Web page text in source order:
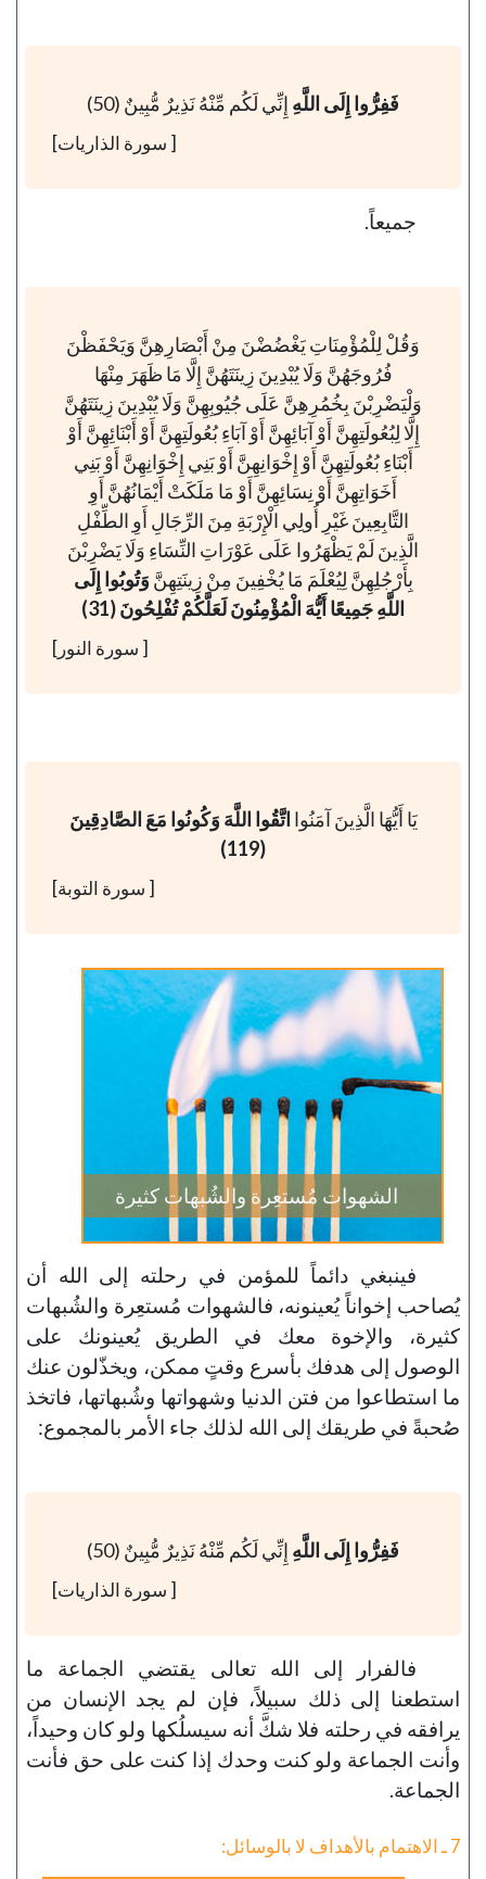
فَفِرُّوا إِلَى اللَّهِ إِنِّي لَكُم مِّنْهُ نَذِيرٌ مُّبِينٌ (50)
[ سورة الذاريات]
جميعاً.
وَقُلْ لِلْمُؤْمِنَاتِ يَغْضُضْنَ مِنْ أَبْصَارِهِنَّ وَيَحْفَظْنَ
فُرُوجَهُنَّ وَلَا يُبْدِينَ زِينَتَهُنَّ إِلَّا مَا ظَهَرَ مِنْهَا
وَلْيَضْرِبْنَ بِخُمُرِهِنَّ عَلَى جُيُوبِهِنَّ وَلَا يُبْدِينَ زِينَتَهُنَّ
إِلَّا لِبُعُولَتِهِنَّ أَوْ آبَائِهِنَّ أَوْ آبَاءِ بُعُولَتِهِنَّ أَوْ أَبْنَائِهِنَّ أَوْ
أَبْنَاءِ بُعُولَتِهِنَّ أَوْ إِخْوَانِهِنَّ أَوْ بَنِي إِخْوَانِهِنَّ أَوْ بَنِي
أَخَوَاتِهِنَّ أَوْ نِسَائِهِنَّ أَوْ مَا مَلَكَتْ أَيْمَانُهُنَّ أَوِ
التَّابِعِينَ غَيْرِ أُولِي الْإِرْبَةِ مِنَ الرِّجَالِ أَوِ الطِّفْلِ
الَّذِينَ لَمْ يَظْهَرُوا عَلَى عَوْرَاتِ النِّسَاءِ وَلَا يَضْرِبْنَ
بِأَرْجُلِهِنَّ لِيُعْلَمَ مَا يُخْفِينَ مِنْ زِينَتِهِنَّ وَتُوبُوا إِلَى
اللَّهِ جَمِيعًا أَيُّهَ الْمُؤْمِنُونَ لَعَلَّكُمْ تُفْلِحُونَ (31)
[ سورة النور]
يَا أَيُّهَا الَّذِينَ آمَنُوا اتَّقُوا اللَّهَ وَكُونُوا مَعَ الصَّادِقِينَ
(119)
[ سورة التوبة]
الشهوات مُستعِرة والشُبهات كثيرة
فينبغي دائماً للمؤمن في رحلته إلى الله أن
يُصاحب إخواناً يُعينونه، فالشهوات مُستعِرة والشُبهات
كثيرة، والإخوة معك في الطريق يُعينونك على
الوصول إلى هدفك بأسرع وقتٍ ممكن، ويخذّلون عنك
ما استطاعوا من فتن الدنيا وشهواتها وشُبهاتها، فاتخذ
صُحبةً في طريقك إلى الله لذلك جاء الأمر بالمجموع:
فَفِرُّوا إِلَى اللَّهِ إِنِّي لَكُم مِّنْهُ نَذِيرٌ مُّبِينٌ (50)
[ سورة الذاريات]
فالفرار إلى الله تعالى يقتضي الجماعة ما
استطعنا إلى ذلك سبيلاً، فإن لم يجد الإنسان من
يرافقه في رحلته فلا شكَّ أنه سيسلُكها ولو كان وحيداً،
وأنت الجماعة ولو كنت وحدك إذا كنت على حق فأنت
الجماعة.
7 ـ الاهتمام بالأهداف لا بالوسائل: